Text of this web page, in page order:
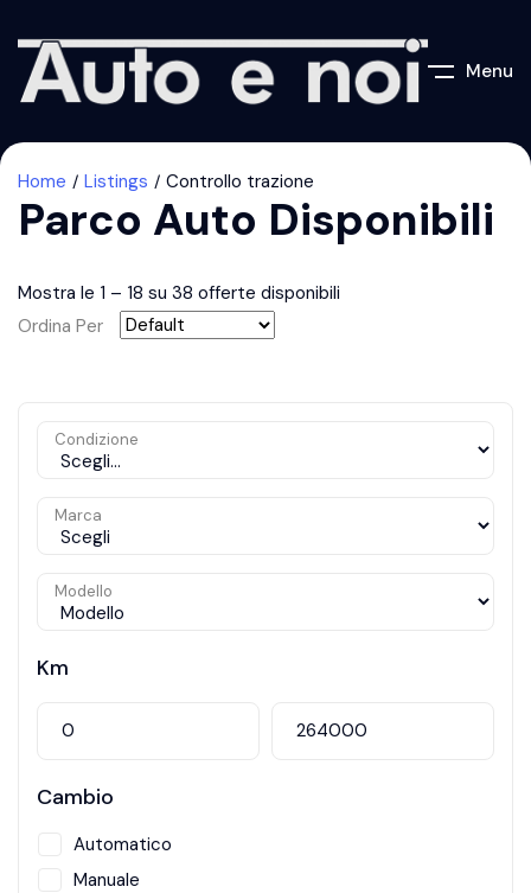
Menu
Home Listings Controllo trazione
Parco Auto Disponibili
Mostra le 1 – 18 su 38 offerte disponibili
Ordina Per
Condizione
Marca
Modello
Km
Cambio
Automatico
Manuale